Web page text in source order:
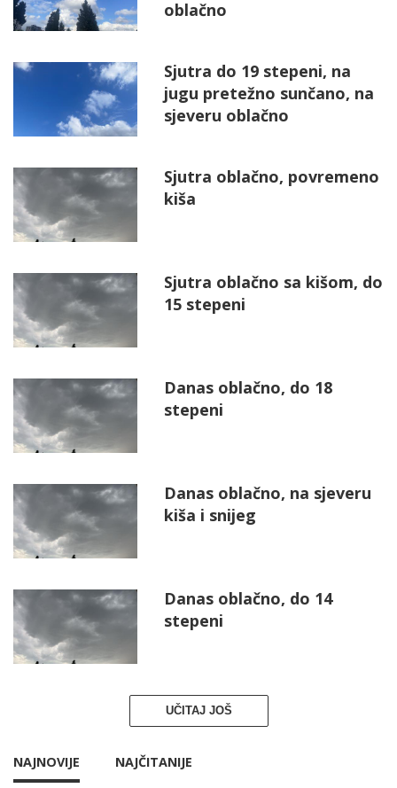
oblačno
Sjutra do 19 stepeni, na
jugu pretežno sunčano, na
sjeveru oblačno
Sjutra oblačno, povremeno
kiša
Sjutra oblačno sa kišom, do
15 stepeni
Danas oblačno, do 18
stepeni
Danas oblačno, na sjeveru
kiša i snijeg
Danas oblačno, do 14
stepeni
UČITAJ JOŠ
NAJNOVIJE NAJČITANIJE